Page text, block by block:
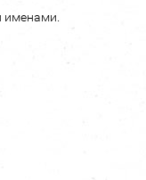
именами.